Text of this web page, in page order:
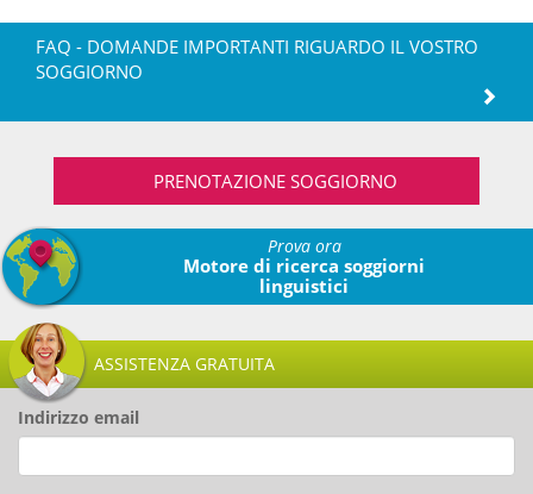
FAQ - DOMANDE IMPORTANTI RIGUARDO IL VOSTRO
SOGGIORNO
PRENOTAZIONE SOGGIORNO
Prova ora
Motore di ricerca soggiorni
linguistici
ASSISTENZA GRATUITA
Indirizzo email